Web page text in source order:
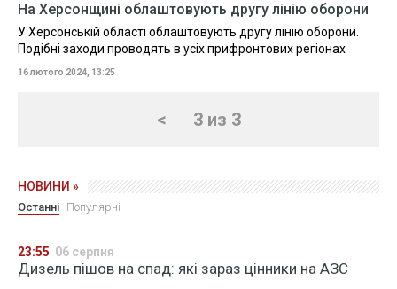
На Херсонщині облаштовують другу лінію оборони
У Херсонській області облаштовують другу лінію оборони.
Подібні заходи проводять в усіх прифронтових регіонах
16 лютого 2024, 13:25
< 3 из 3
НОВИНИ »
Останні Популярні
23:55 06 серпня
Дизель пішов на спад: які зараз цінники на АЗС